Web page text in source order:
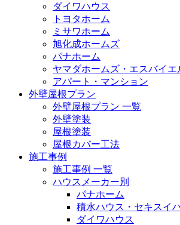
ダイワハウス
トヨタホーム
ミサワホーム
旭化成ホームズ
パナホーム
ヤマダホームズ・エスバイエ
アパート・マンション
外壁屋根プラン
外壁屋根プラン 一覧
外壁塗装
屋根塗装
屋根カバー工法
施工事例
施工事例 一覧
ハウスメーカー別
パナホーム
積水ハウス・セキスイ
ダイワハウス